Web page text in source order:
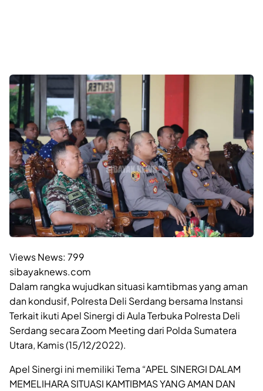
Views News: 799
sibayaknews.com
Dalam rangka wujudkan situasi kamtibmas yang aman
dan kondusif, Polresta Deli Serdang bersama Instansi
Terkait ikuti Apel Sinergi di Aula Terbuka Polresta Deli
Serdang secara Zoom Meeting dari Polda Sumatera
Utara, Kamis (15/12/2022).
Apel Sinergi ini memiliki Tema “APEL SINERGI DALAM
MEMELIHARA SITUASI KAMTIBMAS YANG AMAN DAN